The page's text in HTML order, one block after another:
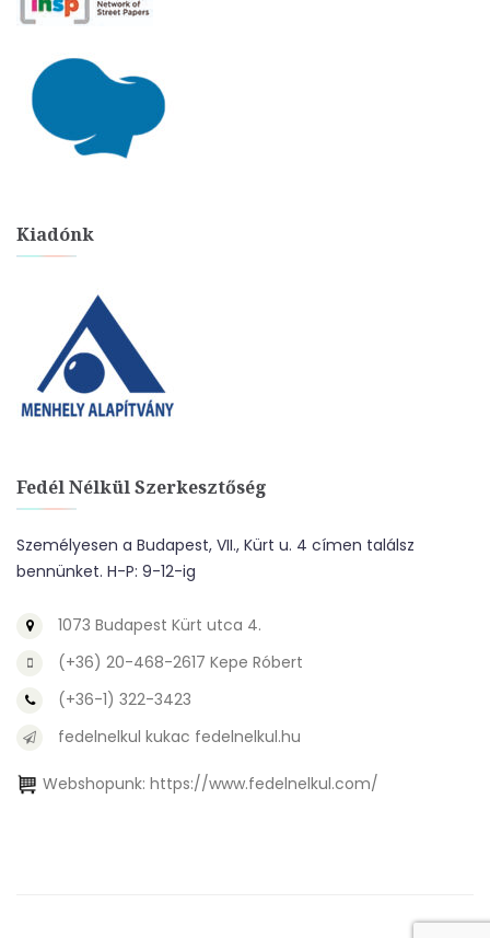
Kiadónk
Fedél Nélkül Szerkesztőség
Személyesen a Budapest, VII., Kürt u. 4 címen találsz
bennünket. H-P: 9-12-ig
1073 Budapest Kürt utca 4.
(+36) 20-468-2617 Kepe Róbert
(+36-1) 322-3423
fedelnelkul kukac fedelnelkul.hu
Webshopunk: https://www.fedelnelkul.com/